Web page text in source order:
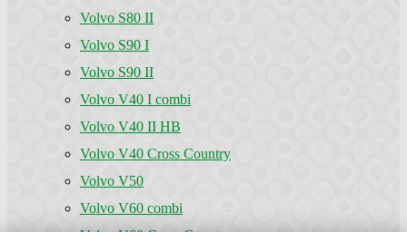
Volvo S80 II
Volvo S90 I
Volvo S90 II
Volvo V40 I combi
Volvo V40 II HB
Volvo V40 Cross Country
Volvo V50
Volvo V60 combi